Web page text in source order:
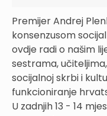
Premijer Andrej
konsenzusom
ovdje radi o našim
sestrama,
socijalnoj skrbi i
funkcioniranje
U zadnjih 13 - 14